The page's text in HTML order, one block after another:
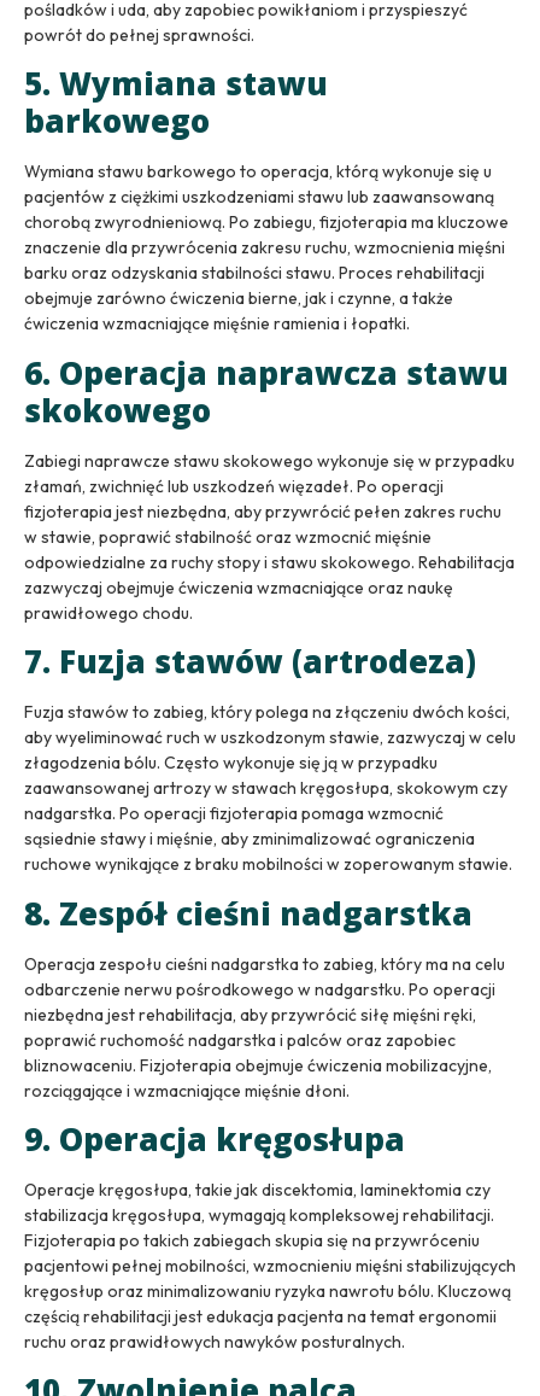
pośladków i uda, aby zapobiec powikłaniom i przyspieszyć
powrót do pełnej sprawności.
5. Wymiana stawu
barkowego
Wymiana stawu barkowego to operacja, którą wykonuje się u
pacjentów z ciężkimi uszkodzeniami stawu lub zaawansowaną
chorobą zwyrodnieniową. Po zabiegu, fizjoterapia ma kluczowe
znaczenie dla przywrócenia zakresu ruchu, wzmocnienia mięśni
barku oraz odzyskania stabilności stawu. Proces rehabilitacji
obejmuje zarówno ćwiczenia bierne, jak i czynne, a także
ćwiczenia wzmacniające mięśnie ramienia i łopatki.
6. Operacja naprawcza stawu
skokowego
Zabiegi naprawcze stawu skokowego wykonuje się w przypadku
złamań, zwichnięć lub uszkodzeń więzadeł. Po operacji
fizjoterapia jest niezbędna, aby przywrócić pełen zakres ruchu
w stawie, poprawić stabilność oraz wzmocnić mięśnie
odpowiedzialne za ruchy stopy i stawu skokowego. Rehabilitacja
zazwyczaj obejmuje ćwiczenia wzmacniające oraz naukę
prawidłowego chodu.
7. Fuzja stawów (artrodeza)
Fuzja stawów to zabieg, który polega na złączeniu dwóch kości,
aby wyeliminować ruch w uszkodzonym stawie, zazwyczaj w celu
złagodzenia bólu. Często wykonuje się ją w przypadku
zaawansowanej artrozy w stawach kręgosłupa, skokowym czy
nadgarstka. Po operacji fizjoterapia pomaga wzmocnić
sąsiednie stawy i mięśnie, aby zminimalizować ograniczenia
ruchowe wynikające z braku mobilności w zoperowanym stawie.
8. Zespół cieśni nadgarstka
Operacja zespołu cieśni nadgarstka to zabieg, który ma na celu
odbarczenie nerwu pośrodkowego w nadgarstku. Po operacji
niezbędna jest rehabilitacja, aby przywrócić siłę mięśni ręki,
poprawić ruchomość nadgarstka i palców oraz zapobiec
bliznowaceniu. Fizjoterapia obejmuje ćwiczenia mobilizacyjne,
rozciągające i wzmacniające mięśnie dłoni.
9. Operacja kręgosłupa
Operacje kręgosłupa, takie jak discektomia, laminektomia czy
stabilizacja kręgosłupa, wymagają kompleksowej rehabilitacji.
Fizjoterapia po takich zabiegach skupia się na przywróceniu
pacjentowi pełnej mobilności, wzmocnieniu mięśni stabilizujących
kręgosłup oraz minimalizowaniu ryzyka nawrotu bólu. Kluczową
częścią rehabilitacji jest edukacja pacjenta na temat ergonomii
ruchu oraz prawidłowych nawyków posturalnych.